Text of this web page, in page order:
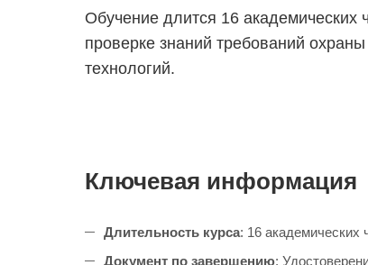
Обучение длится 16 академических
проверке знаний требований
технологий.
Ключевая информация
Длительность курса: 16 академических
Документ по завершению: